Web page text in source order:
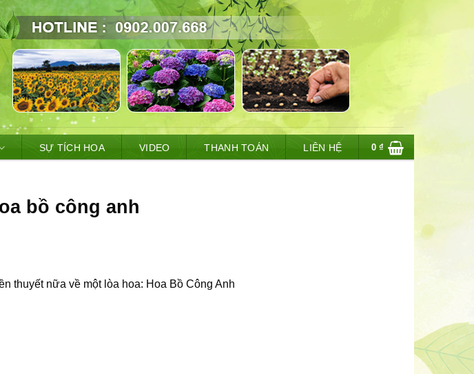
SỰ TÍCH HOA VIDEO THANH TOÁN LIÊN HỆ 0₫
bồ công anh
thuyết nữa về một lòa hoa: Hoa Bồ Công Anh